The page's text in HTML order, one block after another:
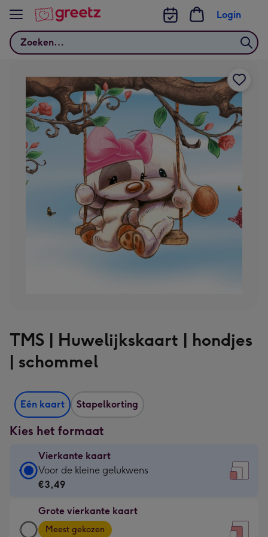
Bekijk meer
Zoeken
Login
TMS | Huwelijkskaart | hondjes
| schommel
Eén kaart Stapelkorting
Kies het formaat
Vierkante kaart
Vierkante
kaart
€3,49
-
Voor de kleine gelukwens
€3,49
Grote vierkante kaart
Grote
Meest gekozen